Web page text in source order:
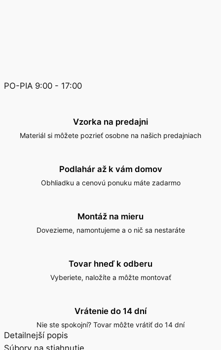
PO-PIA 9:00 - 17:00
Vzorka na predajni
Materiál si môžete pozrieť osobne na našich predajniach
Podlahár až k vám domov
Obhliadku a cenovú ponuku máte zadarmo
Montáž na mieru
Dovezieme, namontujeme a o nič sa nestaráte
Tovar hneď k odberu
Vyberiete, naložíte a môžte montovať
Vrátenie do 14 dní
Nie ste spokojní? Tovar môžte vrátiť do 14 dní
Detailnejší popis